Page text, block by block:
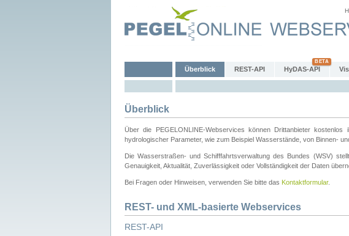
Überblick REST-API HyDAS-API
Überblick
Über die PEGELONLINE-Webservices können Drittanbieter
hydrologischer Parameter, wie zum Beispiel Wasserstände, von Binnen-
Die Wasserstraßen- und Schifffahrtsverwaltung des Bundes (WSV)
Genauigkeit, Aktualität, Zuverlässigkeit oder Vollständigkeit der Daten
Bei Fragen oder Hinweisen, verwenden Sie bitte das Kontaktformular.
REST- und XML-basierte Webservices
REST-API